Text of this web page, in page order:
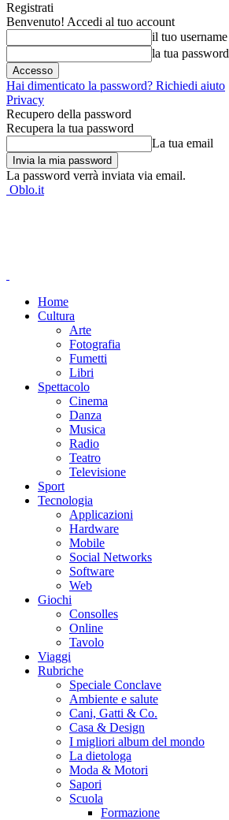
Registrati
Benvenuto! Accedi al tuo account
il tuo username
la tua password
Hai dimenticato la password? Richiedi aiuto
Privacy
Recupero della password
Recupera la tua password
La tua email
La password verrà inviata via email.
Oblo.it
Home
Cultura
Arte
Fotografia
Fumetti
Libri
Spettacolo
Cinema
Danza
Musica
Radio
Teatro
Televisione
Sport
Tecnologia
Applicazioni
Hardware
Mobile
Social Networks
Software
Web
Giochi
Consolles
Online
Tavolo
Viaggi
Rubriche
Speciale Conclave
Ambiente e salute
Cani, Gatti & Co.
Casa & Design
I migliori album del mondo
La dietologa
Moda & Motori
Sapori
Scuola
Formazione